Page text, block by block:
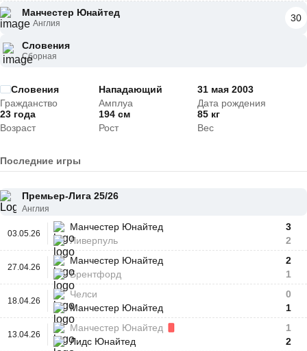
Манчестер Юнайтед
Англия 30
Словения
Сборная
Словения
Гражданство
Нападающий
Амплуа
31 мая 2003
Дата рождения
23 года
Возраст
194 см
Рост
85 кг
Вес
Последние игры
Премьер-Лига 25/26
Англия
03.05.26
Манчестер Юнайтед
Ливерпуль
3
2
27.04.26
Манчестер Юнайтед
Брентфорд
2
1
18.04.26
Челси
Манчестер Юнайтед
0
1
13.04.26
Манчестер Юнайтед
Лидс Юнайтед
1
2